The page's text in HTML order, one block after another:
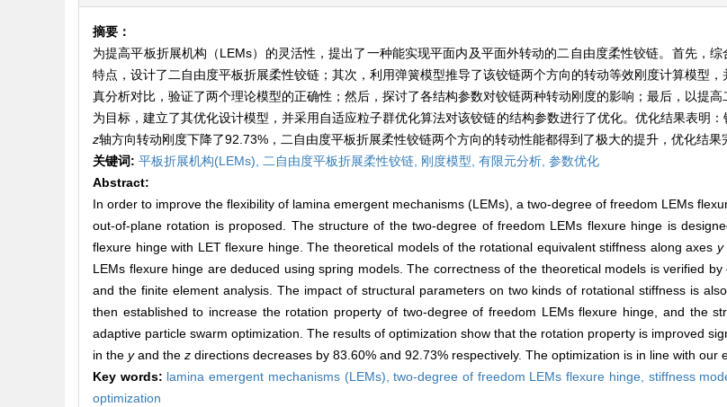
摘要：
为提高平板折展机构（LEMs）的灵活性，提出了一种能实现平面内及平面外转动的二自由度柔性铰链。首先，
特点，设计了二自由度平板折展柔性铰链；其次，利用弹簧模型推导了该铰链两个方向的转动等效刚度计算模型
真分析对比，验证了两个理论模型的正确性；然后，探讨了各结构参数对铰链两种转动刚度的影响；最后，以提
为目标，建立了其优化设计模型，并采用自适应粒子群优化算法对该铰链的结构参数进行了优化。优化结果表明：
z轴方向转动刚度下降了92.73%，二自由度平板折展柔性铰链两个方向的转动性能都得到了极大的提升，优化结果
关键词: 平板折展机构(LEMs), 二自由度平板折展柔性铰链, 刚度模型, 有限元分析, 参数优化
Abstract:
In order to improve the flexibility of lamina emergent mechanisms (LEMs), a two-degree of freedom LEMs
out-of-plane rotation is proposed. The structure of the two-degree of freedom LEMs flexure hinge is
flexure hinge with LET flexure hinge. The theoretical models of the rotational equivalent stiffness along axesy
LEMs flexure hinge are deduced using spring models. The correctness of the theoretical models is verified
and the finite element analysis. The impact of structural parameters on two kinds of rotational stiffness is
then established to increase the rotation property of two-degree of freedom LEMs flexure hinge, and the
adaptive particle swarm optimization. The results of optimization show that the rotation property is improved
in the yand the z directions decreases by 83.60% and 92.73% respectively. The optimization is in line with our
Key words: lamina emergent mechanisms (LEMs),two-degree of freedom LEMs flexure hinge, stiffness
optimization